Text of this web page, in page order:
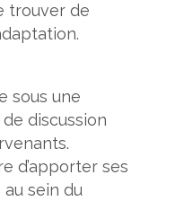
trouver de
sous une
discussion
d’apporter ses
sein du